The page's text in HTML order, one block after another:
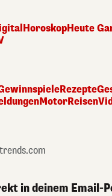
HoroskopHeute
Rezepte
MotorReisen
in deinem Email-